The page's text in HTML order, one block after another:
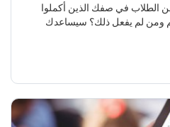
الطلاب في صفك الذين أكملوا
ومن لم يفعل ذلك؟ سيساعدك